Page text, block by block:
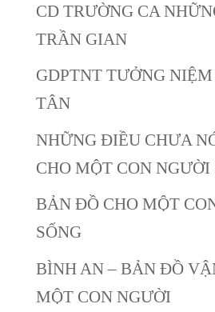
CD TRƯỜNG CA
TRẦN GIAN
GDPTNT TƯỞNG
TÂN
NHỮNG ĐIỀU CHƯA
CHO MỘT CON NGƯỜI
BẢN ĐỒ CHO MỘT
SỐNG
BÌNH AN – BẢN ĐỒ
MỘT CON NGƯỜI